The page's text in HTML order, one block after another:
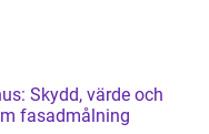
Skydd, värde och
fasadmålning